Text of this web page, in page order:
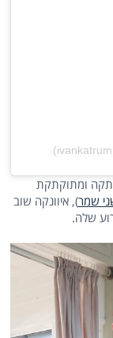
ומתוקתקת
שמר), איוונקה שוב